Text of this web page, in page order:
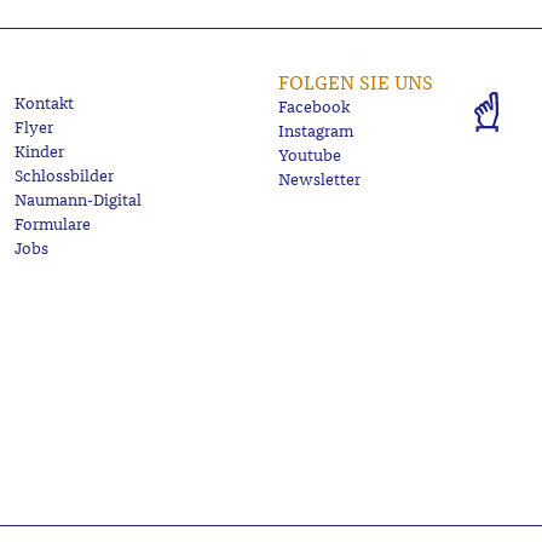
Kontakt
Flyer
Kinder
Schlossbilder
Naumann-Digital
Formulare
Jobs
FOLGEN SIE UNS
Facebook
Instagram
Youtube
Newsletter